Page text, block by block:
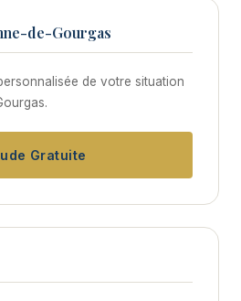
de-Gourgas
de votre situation
Gratuite